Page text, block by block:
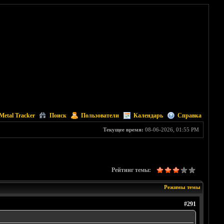
Tracker Поиск Пользователи Календарь Справка
Текущее время: 08-06-2026, 01:55 PM
Рейтинг темы:
Режимы темы
#291